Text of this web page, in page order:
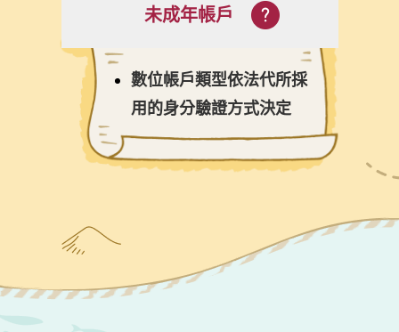
未成年帳戶
數位帳戶類型依法代所採
用的身分驗證方式決定